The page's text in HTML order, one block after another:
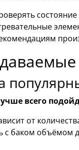
всего
от
с баком объёмом